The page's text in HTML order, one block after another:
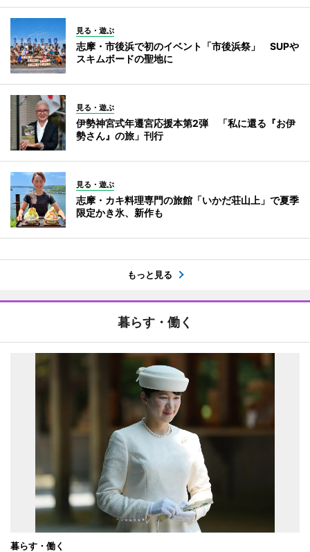
見る・遊ぶ
志摩・市後浜で初のイベント「市後浜祭」 SUPや
スキムボードの聖地に
見る・遊ぶ
伊勢神宮式年遷宮応援本第2弾 「私に還る『お伊
勢さん』の旅」刊行
見る・遊ぶ
志摩・カキ料理専門の旅館「いかだ荘山上」で夏季
限定かき氷、新作も
もっと見る
暮らす・働く
暮らす・働く